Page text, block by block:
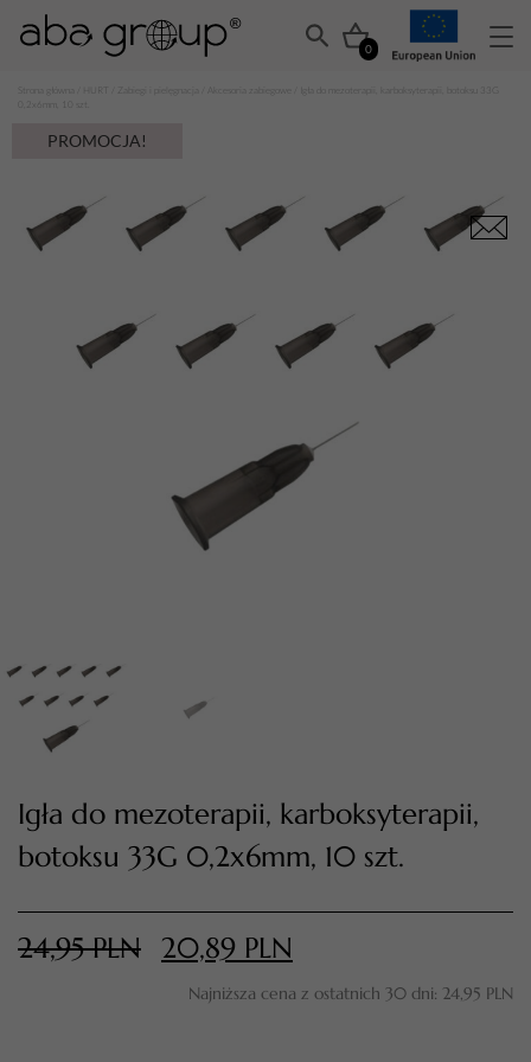
0
TWÓJ KOSZYK ( 0)
PRZEJDŹ DO KOSZYKA
PROMOCJA!
Igła do mezoterapii, karboksyterapii,
botoksu 33G 0,2x6mm, 10 szt.
24,95PLN 20,89 PLN
Najniższa cena z ostatnich 30 dni: 24,95 PLN